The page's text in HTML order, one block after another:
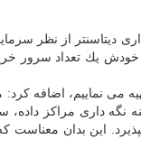
دیتاسنتر از نظر
یك تعداد سرور
می نماییم، اضافه
نگه داری مراكز
این بدان معناست كه